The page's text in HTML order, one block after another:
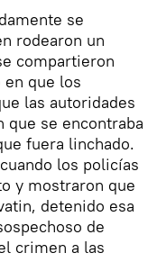
se
rodearon un
compartieron
que los
las autoridades
que se encontraba
fuera linchado.
los policías
y mostraron que
detenido esa
de
crimen a las